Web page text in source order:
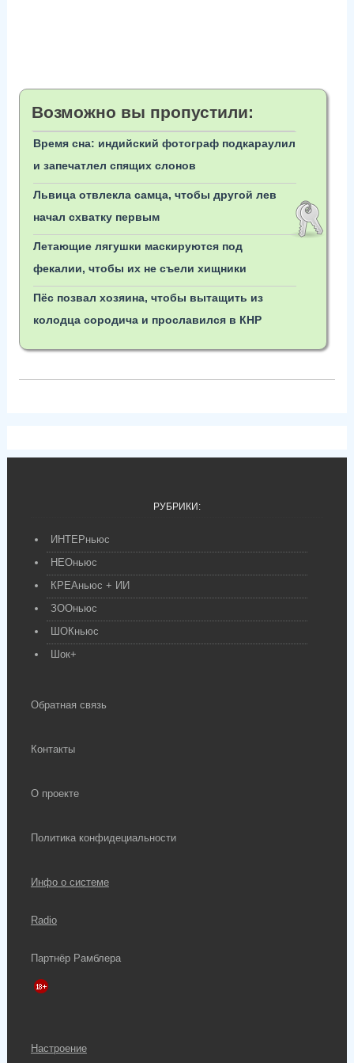
Возможно вы пропустили:
Время сна: индийский фотограф подкараулил
и запечатлел спящих слонов
Львица отвлекла самца, чтобы другой лев
начал схватку первым
Летающие лягушки маскируются под
фекалии, чтобы их не съели хищники
Пёс позвал хозяина, чтобы вытащить из
колодца сородича и прославился в КНР
РУБРИКИ:
ИНТЕРньюс
НЕОньюс
КРЕАньюс + ИИ
ЗООньюс
ШОКньюс
Шок+
Обратная связь
Контакты
О проекте
Политика конфидециальности
Инфо о системе
Radio
Партнёр Рамблера
Настроение